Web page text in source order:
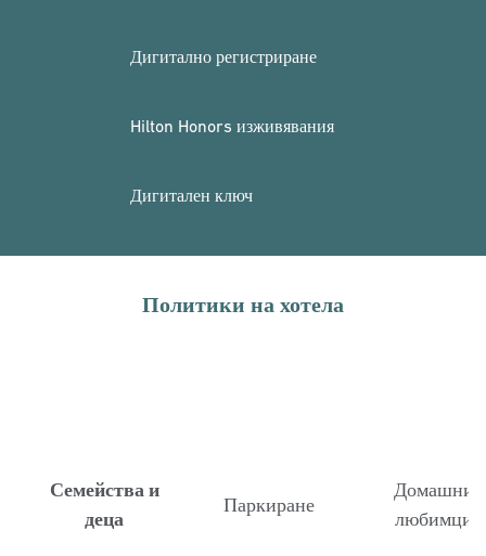
Дигитално регистриране
Hilton Honors изживявания
Дигитален ключ
Политики на хотела
Семейства и
деца
Паркиране
Домашни
любимци